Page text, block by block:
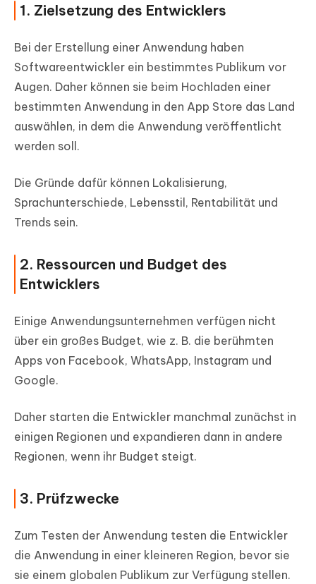
1. Zielsetzung des Entwicklers
Bei der Erstellung einer Anwendung haben
Softwareentwickler ein bestimmtes Publikum vor
Augen. Daher können sie beim Hochladen einer
bestimmten Anwendung in den App Store das Land
auswählen, in dem die Anwendung veröffentlicht
werden soll.
Die Gründe dafür können Lokalisierung,
Sprachunterschiede, Lebensstil, Rentabilität und
Trends sein.
2. Ressourcen und Budget des
Entwicklers
Einige Anwendungsunternehmen verfügen nicht
über ein großes Budget, wie z. B. die berühmten
Apps von Facebook, WhatsApp, Instagram und
Google.
Daher starten die Entwickler manchmal zunächst in
einigen Regionen und expandieren dann in andere
Regionen, wenn ihr Budget steigt.
3. Prüfzwecke
Zum Testen der Anwendung testen die Entwickler
die Anwendung in einer kleineren Region, bevor sie
sie einem globalen Publikum zur Verfügung stellen.